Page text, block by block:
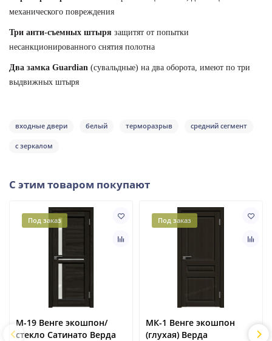
механического повреждения
Три анти-съемных штыря защитят от попытки
несанкционированного снятия полотна
Два замка Guardian (сувальдные) на два оборота, имеют по три
выдвижных штыря
входные двери белый терморазрыв средний сегмент
с зеркалом
С этим товаром покупают
Под заказ
М-19 Венге экошпон/
стекло Сатинато Верда
Под заказ
МК-1 Венге экошпон
(глухая) Верда